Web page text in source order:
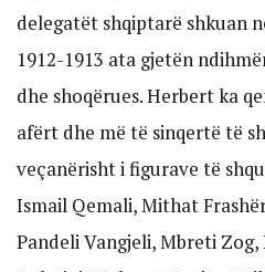
delegatët shqiptarë shkuan
1912-1913 ata gjetën
dhe shoqërues. Herbert ka
afërt dhe më të sinqertë të
veçanërisht i figurave të
Ismail Qemali, Mithat
Pandeli Vangjeli, Mbreti Zog,